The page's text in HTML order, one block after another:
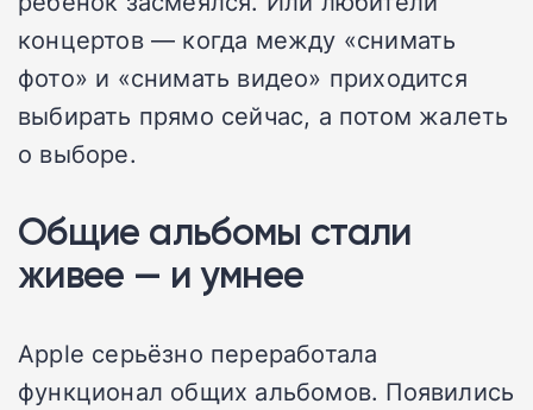
концертов — когда между «снимать
фото» и «снимать видео» приходится
выбирать прямо сейчас, а потом жалеть
о выборе.
Общие альбомы стали
живее — и умнее
Apple серьёзно переработала
функционал общих альбомов. Появились